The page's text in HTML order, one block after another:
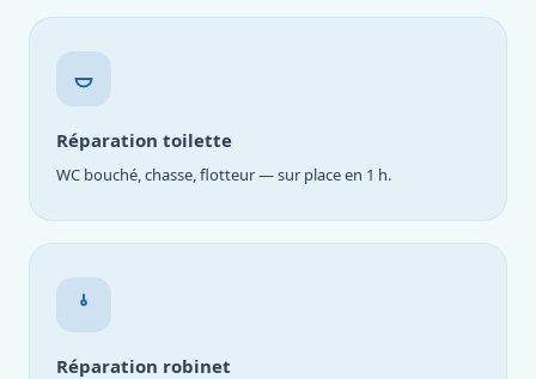
Réparation toilette
WC bouché, chasse, flotteur — sur place en 1 h.
Réparation robinet